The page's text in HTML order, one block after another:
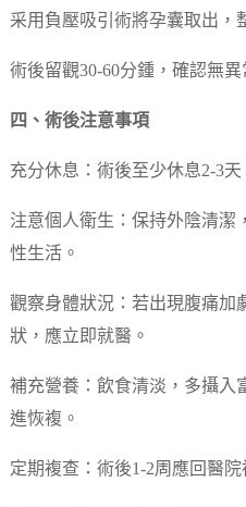
采用負壓吸引術將孕囊取出，
術後留觀30-60分鍾，確認無
四、術後注意事項
充分休息：術後至少休息2-3
注意個人衛生：保持外陰清潔
性生活。
觀察身體狀況：若出現腹痛加
狀，應立即就醫。
補充營養：飲食清淡，多攝入
進恢複。
定期複查：術後1-2周應回醫